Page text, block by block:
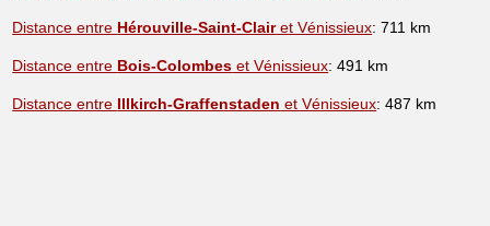
Distance entre Hérouville-Saint-Clairet Vénissieux: 711 km
Distance entre Bois-Colombes et Vénissieux: 491 km
Distance entre Illkirch-Graffenstaden et Vénissieux: 487 km